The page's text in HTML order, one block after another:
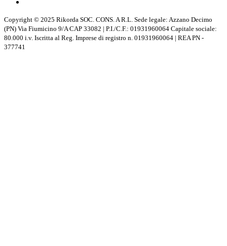
Copyright © 2025 Rikorda SOC. CONS. A R.L. Sede legale: Azzano Decimo
(PN) Via Fiumicino 9/A CAP 33082 | P.I./C.F.: 01931960064 Capitale sociale:
80.000 i.v. Iscritta al Reg. Imprese di registro n. 01931960064 | REA PN -
377741